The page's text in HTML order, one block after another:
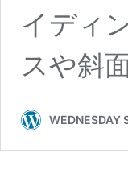
イディ
スや斜
WEDNESDAY